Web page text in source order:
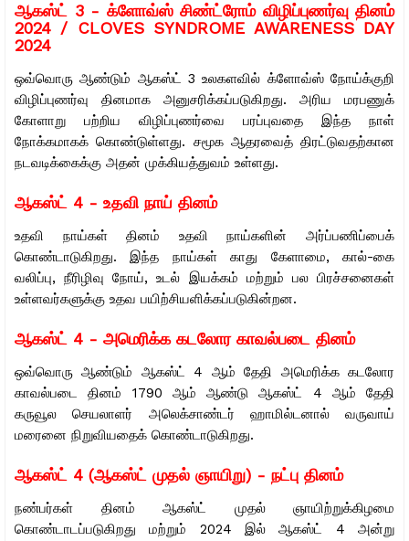
ஆகஸ்ட் 3 - க்ளோவ்ஸ் சிண்ட்ரோம் விழிப்புணர்வு தினம்
2024 / CLOVES SYNDROME AWARENESS DAY
2024
ஒவ்வொரு ஆண்டும் ஆகஸ்ட் 3 உலகளவில் க்ளோவ்ஸ் நோய்க்குறி
விழிப்புணர்வு தினமாக அனுசரிக்கப்படுகிறது. அரிய மரபணுக்
கோளாறு பற்றிய விழிப்புணர்வை பரப்புவதை இந்த நாள்
நோக்கமாகக் கொண்டுள்ளது. சமூக ஆதரவைத் திரட்டுவதற்கான
நடவடிக்கைக்கு அதன் முக்கியத்துவம் உள்ளது.
ஆகஸ்ட் 4 - உதவி நாய் தினம்
உதவி நாய்கள் தினம் உதவி நாய்களின் அர்ப்பணிப்பைக்
கொண்டாடுகிறது. இந்த நாய்கள் காது கேளாமை, கால்-கை
வலிப்பு, நீரிழிவு நோய், உடல் இயக்கம் மற்றும் பல பிரச்சனைகள்
உள்ளவர்களுக்கு உதவ பயிற்சியளிக்கப்படுகின்றன.
ஆகஸ்ட் 4 - அமெரிக்க கடலோர காவல்படை தினம்
ஒவ்வொரு ஆண்டும் ஆகஸ்ட் 4 ஆம் தேதி அமெரிக்க கடலோர
காவல்படை தினம் 1790 ஆம் ஆண்டு ஆகஸ்ட் 4 ஆம் தேதி
கருவூல செயலாளர் அலெக்சாண்டர் ஹாமில்டனால் வருவாய்
மரைனை நிறுவியதைக் கொண்டாடுகிறது.
ஆகஸ்ட் 4 (ஆகஸ்ட் முதல் ஞாயிறு) - நட்பு தினம்
நண்பர்கள் தினம் ஆகஸ்ட் முதல் ஞாயிற்றுக்கிழமை
கொண்டாடப்படுகிறது மற்றும் 2024 இல் ஆகஸ்ட் 4 அன்று